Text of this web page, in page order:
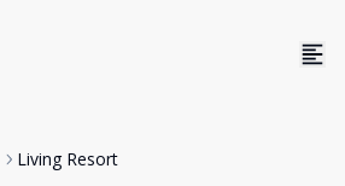
Living Resort